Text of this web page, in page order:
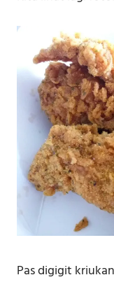
Pas digigit